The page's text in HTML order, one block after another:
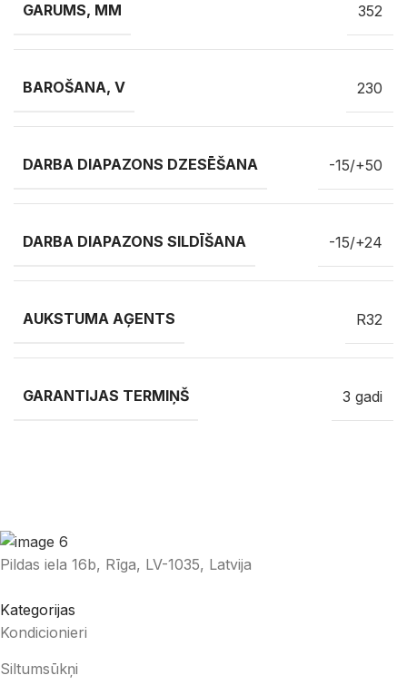
GARUMS, MM 352
BAROŠANA, V 230
DARBA DIAPAZONS DZESĒŠANA -15/+50
DARBA DIAPAZONS SILDĪŠANA -15/+24
AUKSTUMA AĢENTS R32
GARANTIJAS TERMIŅŠ 3 gadi
Pildas iela 16b, Rīga, LV-1035, Latvija
Kategorijas
Kondicionieri
Siltumsūkņi